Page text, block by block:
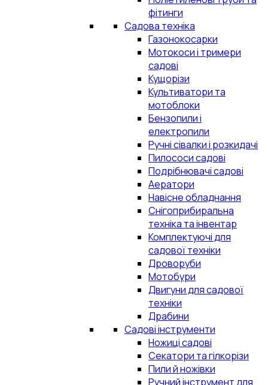
фітинги
Садова техніка
Газонокосарки
Мотокоси і тримери
садові
Кущорізи
Культиватори та
мотоблоки
Бензопили і
електропили
Ручні сівалки і розкидачі
Пилососи садові
Подрібнювачі садові
Аератори
Навісне обладнання
Снігоприбиральна
техніка та інвентар
Комплектуючі для
садової техніки
Дроворуби
Мотобури
Двигуни для садової
техніки
Драбини
Садові інструменти
Ножиці садові
Секатори та гілкорізи
Пили й ножівки
Ручний інструмент для